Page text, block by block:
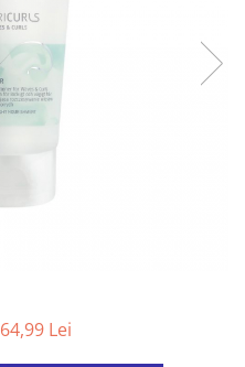
64,99 Lei